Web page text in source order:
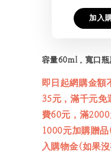
加入
容量60ml，寬口
即日起網購金額
35元，滿千元
費60元，滿
1000元加購贈
入購物金(如果